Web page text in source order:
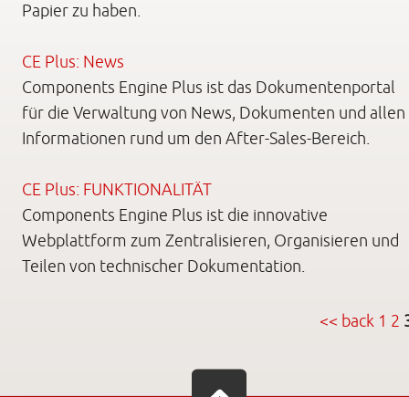
Papier zu haben.
CE Plus: News
Components Engine Plus ist das Dokumentenportal
für die Verwaltung von News, Dokumenten und allen
Informationen rund um den After-Sales-Bereich.
CE Plus: FUNKTIONALITÄT
Components Engine Plus ist die innovative
Webplattform zum Zentralisieren, Organisieren und
Teilen von technischer Dokumentation.
<< back 1 2